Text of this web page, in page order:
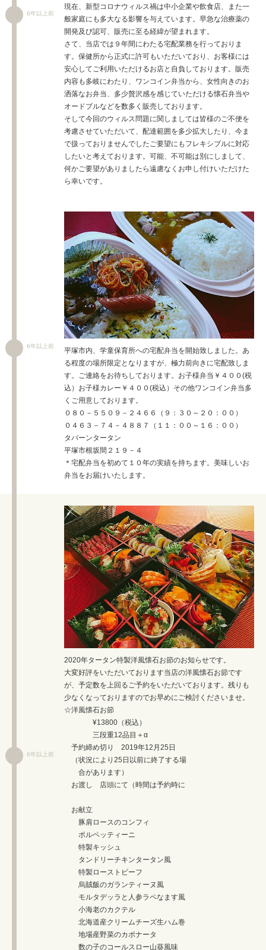
6年以上前
現在、新型コロナウィルス禍は中小企業や飲食店、また一
般家庭にも多大なる影響を与えています。早急な治療薬の
開発及び認可、販売に至る経緯が望まれます。
さて、当店では９年間にわたる宅配業務を行っておりま
す。保健所から正式に許可もいただいており、お客様には
安心してご利用いただけるお店と自負しております。販売
内容も多岐にわたり、ワンコイン弁当から、女性向きのお
洒落なお弁当、多少贅沢感を感じていただける懐石弁当や
オードブルなどを数多く販売しております。
そして今回のウィルス問題に関しましては皆様のご不便を
考慮させていただいて、配達範囲を多少拡大したり、今ま
で扱っておりませんでしたご要望にもフレキシブルに対応
したいと考えております。可能、不可能は別にしまして、
何かご要望がありましたら遠慮なくお申し付けいただけた
ら幸いです。
6年以上前
平塚市内、学童保育所への宅配弁当を開始致しました。あ
る程度の場所限定となりますが、極力前向きに宅配致しま
す。ご連絡をお待ちしております。お子様弁当￥４００(税
込）お子様カレー￥４００(税込）その他ワンコイン弁当多
くご用意しております。
０８０－５５０９－２４６６（９：３０～２０：００）
０４６３－７４－４８８７（１１：００～１６：００）
タバーンタータン
平塚市根坂間２１９－４
＊宅配弁当を初めて１０年の実績を持ちます。美味しいお
弁当をお届けいたします。
6年以上前
2020年タータン特製洋風懐石お節のお知らせです。
大変好評をいただいております当店の洋風懐石お節です
が、予定数を上回るご予約をいただいております。残りも
少なくなっておりますのでお早めにご検討くださいませ。
☆洋風懐石お節
¥13800（税込）
三段重12品目＋α
予約締め切り 2019年12月25日
（状況により25日以前に終了する場
合があります）
お渡し 店頭にて（時間は予約時に
お献立
豚肩ロースのコンフィ
ポルペッティーニ
特製キッシュ
タンドリーチキンタータン風
特製ローストビーフ
烏賊飯のガランティーヌ風
モルタデッラと人参ラペなます風
小海老のカクテル
北海道産クリームチーズ生ハム巻
地場産野菜のカポナータ
数の子のコールスロー山葵風味